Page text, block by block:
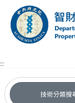
跳到主要內容區塊
中央研
:::
技術分類搜